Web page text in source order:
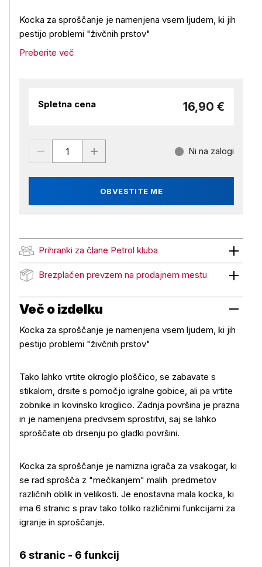
Kocka za sproščanje je namenjena vsem ljudem, ki jih
pestijo problemi "živčnih prstov"
Preberite več
Spletna cena 16,90 €
OBVESTITE ME
Ni na zalogi
Prihranki za člane Petrol kluba
Prihranki za člane Petrol kluba
Brezplačen prevzem na prodajnem mestu
Brezplačen prevzem na prodajnem mestu
Več o izdelku
Kocka za sproščanje je namenjena vsem ljudem, ki jih
pestijo problemi "živčnih prstov"
Tako lahko vrtite okroglo ploščico, se zabavate s
stikalom, drsite s pomočjo igralne gobice, ali pa vrtite
zobnike in kovinsko kroglico. Zadnja površina je prazna
in je namenjena predvsem sprostitvi, saj se lahko
sproščate ob drsenju po gladki površini.
Kocka za sproščanje je namizna igrača za vsakogar, ki
se rad sprošča z "mečkanjem" malih predmetov
različnih oblik in velikosti. Je enostavna mala kocka, ki
ima 6 stranic s prav tako toliko različnimi funkcijami za
igranje in sproščanje.
6 stranic - 6 funkcij